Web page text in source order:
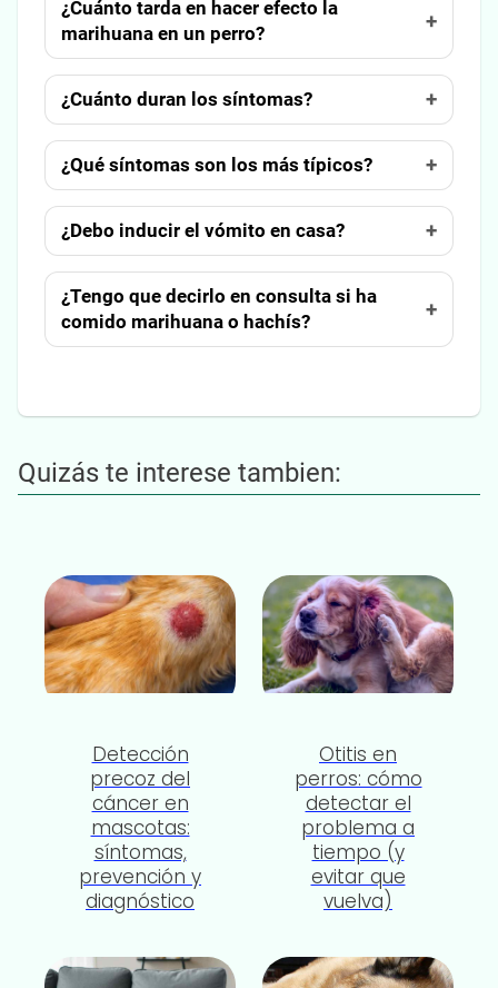
¿Cuánto tarda en hacer efecto la
marihuana en un perro?
¿Cuánto duran los síntomas?
¿Qué síntomas son los más típicos?
¿Debo inducir el vómito en casa?
¿Tengo que decirlo en consulta si ha
comido marihuana o hachís?
Quizás te interese tambien:
Detección
precoz del
cáncer en
mascotas:
síntomas,
prevención y
diagnóstico
Otitis en
perros: cómo
detectar el
problema a
tiempo (y
evitar que
vuelva)